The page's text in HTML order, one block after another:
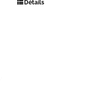
Détails